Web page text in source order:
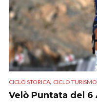
CICLO STORICA, CICLO TURISMO
Velò Puntata del 6